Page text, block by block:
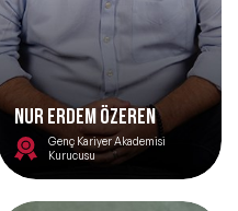
Nur Erdem Özeren
Genç Kariyer Akademisi
Kurucusu